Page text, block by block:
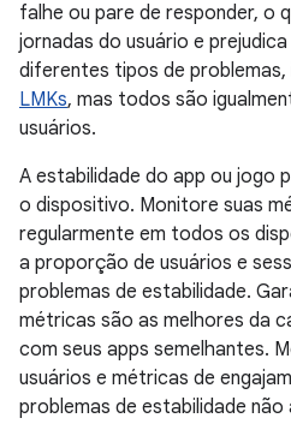
falhe ou pare de responder, o
jornadas do usuário e
diferentes tipos de problemas,
LMKs, mas todos são
usuários.
A estabilidade do app ou jogo
o dispositivo. Monitore suas
regularmente em todos os
a proporção de usuários e
problemas de estabilidade.
métricas são as melhores da
com seus apps semelhantes.
usuários e métricas de
problemas de estabilidade